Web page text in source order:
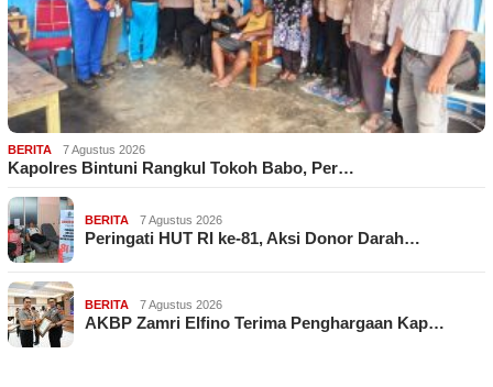
BERITA 7 Agustus 2026
Kapolres Bintuni Rangkul Tokoh Babo, Per…
BERITA 7 Agustus 2026
Peringati HUT RI ke-81, Aksi Donor Darah…
BERITA 7 Agustus 2026
AKBP Zamri Elfino Terima Penghargaan Kap…